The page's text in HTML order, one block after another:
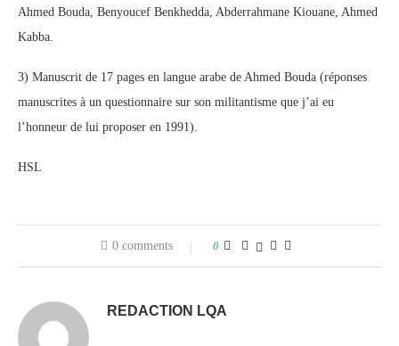
Ahmed Bouda, Benyoucef Benkhedda, Abderrahmane Kiouane, Ahmed
Kabba.
3) Manuscrit de 17 pages en langue arabe de Ahmed Bouda (réponses
manuscrites à un questionnaire sur son militantisme que j’ai eu
l’honneur de lui proposer en 1991).
HSL
0 comments 0
REDACTION LQA